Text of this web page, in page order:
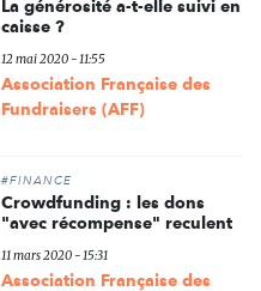
La générosité a-t-elle suivi en
caisse ?
12 mai 2020 - 11:55
Association Française des
Fundraisers (AFF)
#FINANCE
Crowdfunding : les dons
"avec récompense" reculent
11 mars 2020 - 15:31
Association Française des